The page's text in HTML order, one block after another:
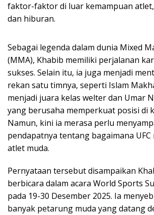
faktor-faktor di luar kemampuan
dan hiburan.
Sebagai legenda dalam dunia Mixed
(MMA), Khabib memiliki perjalanan
sukses. Selain itu, ia juga menjadi
rekan satu timnya, seperti Islam
menjadi juara kelas welter dan Umar
yang berusaha memperkuat posisi di
Namun, kini ia merasa perlu
pendapatnya tentang bagaimana
atlet muda.
Pernyataan tersebut disampaikan
berbicara dalam acara World Sports
pada 19-30 Desember 2025. Ia
banyak petarung muda yang datang